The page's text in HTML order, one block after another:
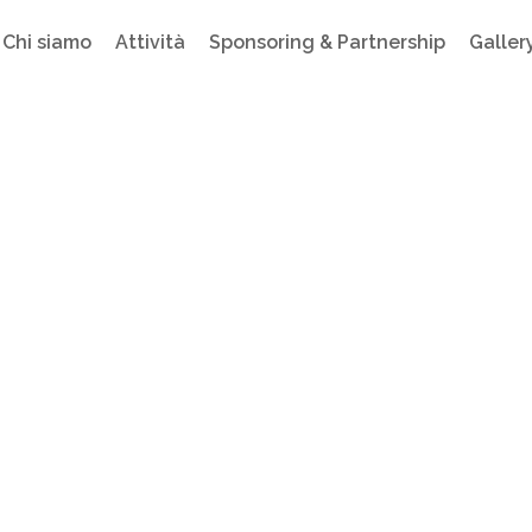
Chi siamo Attività Sponsoring & Partnership